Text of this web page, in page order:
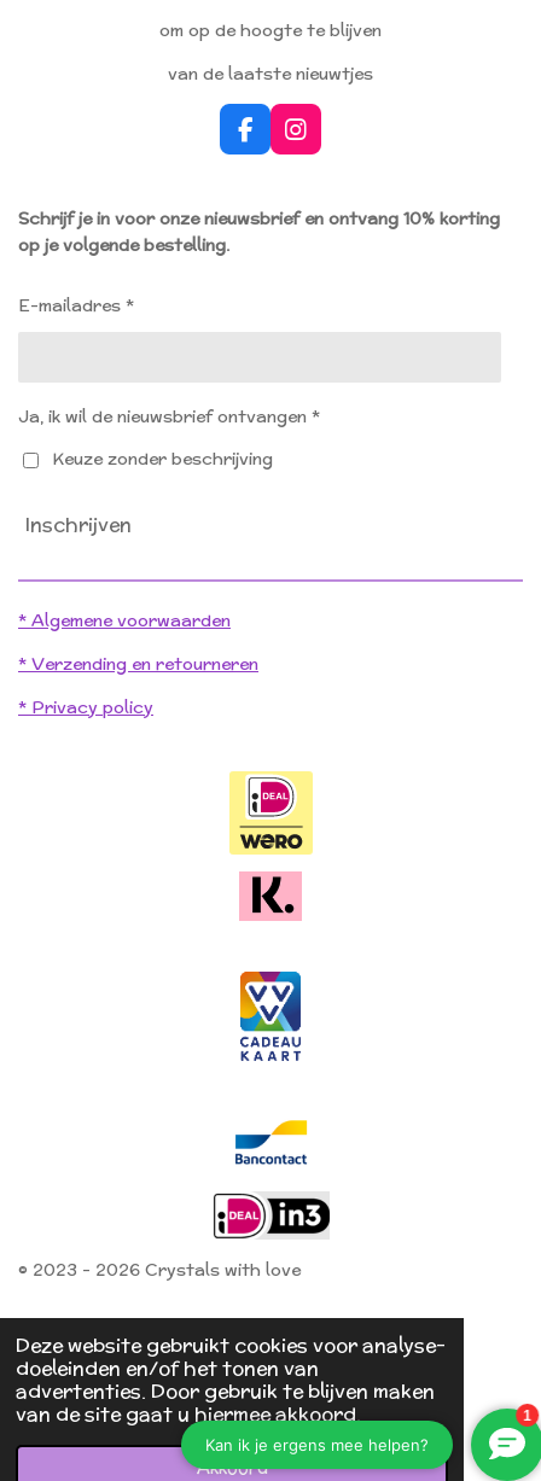
Deze website gebruikt cookies voor analyse-
doeleinden en/of het tonen van
advertenties. Door gebruik te blijven maken
van de site gaat u hiermee akkoord.
Akkoord
om op de hoogte te blijven
van de laatste nieuwtjes
F
a
b
I
n
t
a
Schrijf je in voor onze nieuwsbrief en ontvang 10% korting
op je volgende bestelling.
E-mailadres *
Ja, ik wil de nieuwsbrief ontvangen *
Keuze zonder beschrijving
Inschrijven
* Algemene voorwaarden
* Verzending en retourneren
* Privacy policy
© 2023 - 2026 Crystals with love